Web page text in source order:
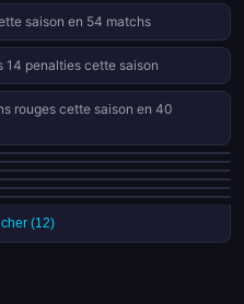
saison en 54 matchs
14 penalties cette saison
rouges cette saison en 40
rouges cette saison en 54
saison en 46 matchs
saison en 40 matchs
rouges cette saison en 54
de leurs 9 derniers matchs
(12)